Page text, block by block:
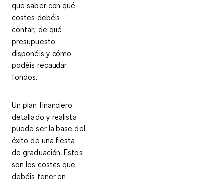
que saber con qué
costes debéis
contar, de qué
presupuesto
disponéis y cómo
podéis recaudar
fondos.
Unplan financiero
detallado y realista
puede ser la base del
éxito de una fiesta
de graduación. Estos
son los costes que
debéis tener en